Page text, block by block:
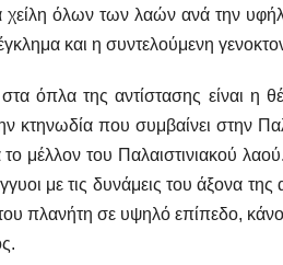
όλων των λαών ανά την
και η συντελούμενη
όπλα της αντίστασης είναι η
κτηνωδία που συμβαίνει στην
το μέλλον του Παλαιστινιακού
με τις δυνάμεις του άξονα
πλανήτη σε υψηλό επίπεδο,